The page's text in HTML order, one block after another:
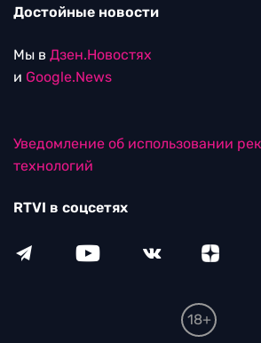
Достойные новости
Мы в Дзен.Новостях
и Google.News
Уведомление об использовании
технологий
RTVI в соцсетях
18+